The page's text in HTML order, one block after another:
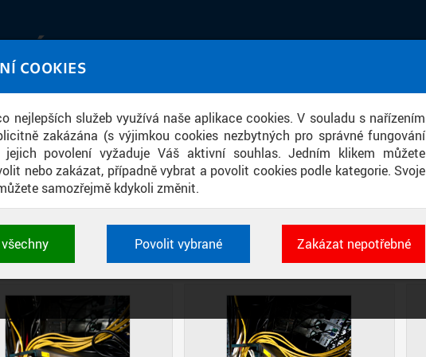
COOKIES
nejlepších služeb využívá naše aplikace cookies. V souladu s nařízením
zakázána (s výjimkou cookies nezbytných pro správné fungování
povolení vyžaduje Váš aktivní souhlas. Jedním klikem můžete
nebo zakázat, případně vybrat a povolit cookies podle kategorie. Svoje
samozřejmě kdykoli změnit.
a identifikátorů relace. Jsou nezbytné pro správné
jsou vždy aktivní.
Povolit vybrané Zakázat nepotřebné
obrazem a zvukem
NA FAKULTĚ ELEKTROTECHNICKÉ
DIAPOZITIVY DLAŽDICE